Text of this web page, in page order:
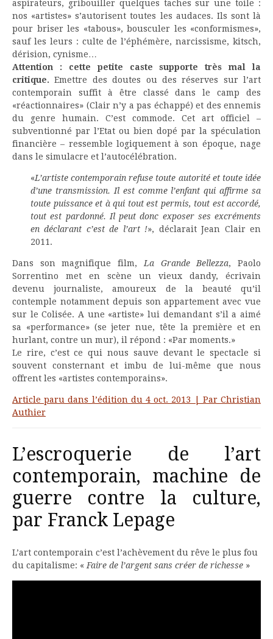
aspirateurs, gribouiller quelques taches sur une toile :
nos «artistes» s’autorisent toutes les audaces. Ils sont là
pour briser les «tabous», bousculer les «conformismes»,
sauf les leurs : culte de l’éphémère, narcissisme, kitsch,
dérision, cynisme…
Attention : cette petite caste supporte très mal la
critique. Emettre des doutes ou des réserves sur l’art
contemporain suffit à être classé dans le camp des
«réactionnaires» (Clair n’y a pas échappé) et des ennemis
du genre humain. C’est commode. Cet art officiel –
subventionné par l’Etat ou bien dopé par la spéculation
financière – ressemble logiquement à son époque, nage
dans le simulacre et l’autocélébration.
«L’artiste contemporain refuse toute autorité et toute idée
d’une transmission. Il est comme l’enfant qui affirme sa
toute puissance et à qui tout est permis, tout est accordé,
tout est pardonné. Il peut donc exposer ses excréments
en déclarant c’est de l’art !», déclarait Jean Clair en
2011.
Dans son magnifique film, La Grande Bellezza, Paolo
Sorrentino met en scène un vieux dandy, écrivain
devenu journaliste, amoureux de la beauté qu’il
contemple notamment depuis son appartement avec vue
sur le Colisée. A une «artiste» lui demandant s’il a aimé
sa «performance» (se jeter nue, tête la première et en
hurlant, contre un mur), il répond : «Par moments.»
Le rire, c’est ce qui nous sauve devant le spectacle si
souvent consternant et imbu de lui-même que nous
offrent les «artistes contemporains».
Article paru dans l’édition du 4 oct. 2013 | Par Christian
Authier
L’escroquerie de l’art
contemporain, machine de
guerre contre la culture,
par Franck Lepage
L’art contemporain c’est l’achèvement du rêve le plus fou
du capitalisme: « Faire de l’argent sans créer de richesse »